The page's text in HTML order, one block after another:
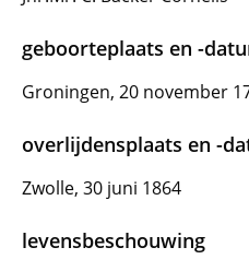
geboorteplaats en -
Groningen, 20 november
overlijdensplaats en -
Zwolle, 30 juni 1864
levensbeschouwing